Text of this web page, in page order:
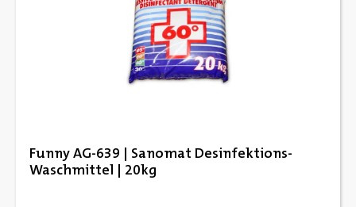
Funny AG-639 | Sanomat Desinfektions-
Waschmittel | 20kg